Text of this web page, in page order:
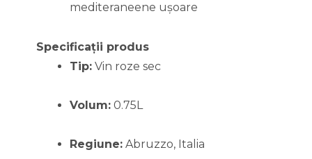
mediteraneene ușoare
Specificații produs
Tip: Vin roze sec
Volum: 0.75L
Regiune: Abruzzo, Italia